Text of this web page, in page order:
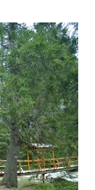
uzreiz.
šūpoles" , Rūtas
"Grāmatu
laikposmu,
izdots 2012.
izdošanu